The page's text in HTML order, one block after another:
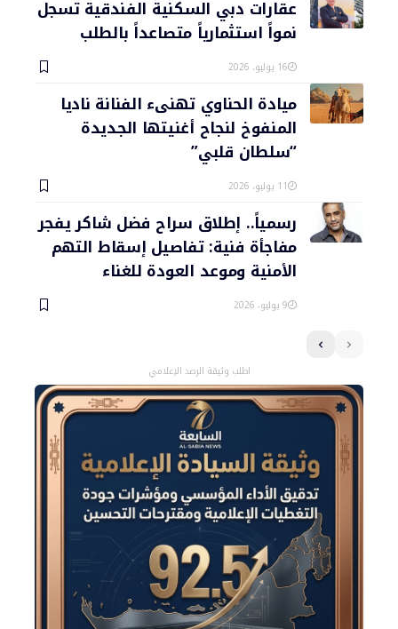
عقارات دبي السكنية الفندقية تسجل
نمواً استثمارياً متصاعداً بالطلب
16 يوليو، 2026
ميادة الحناوي تهنىء الفنانة ناديا
المنفوخ لنجاح أغنيتها الجديدة
“سلطان قلبي”
11 يوليو، 2026
رسمياً.. إطلاق سراح فضل شاكر يفجر
مفاجأة فنية: تفاصيل إسقاط التهم
الأمنية وموعد العودة للغناء
9 يوليو، 2026
اطلب وثيقة الرصد الإعلامي